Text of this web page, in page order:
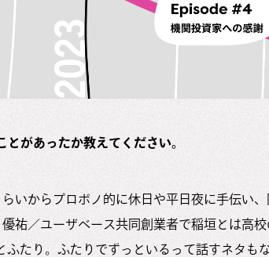
があったか教えてください。
いからプロボノ的に休日や平日夜に手伝い
祐／ユーザベース共同創業者で稲垣とは高
ふたり。ふたりでずっといるって話すネタも